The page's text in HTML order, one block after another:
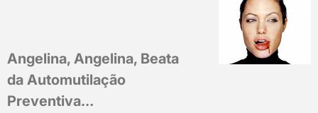
Angelina, Angelina, Beata
da Automutilação
Preventiva…